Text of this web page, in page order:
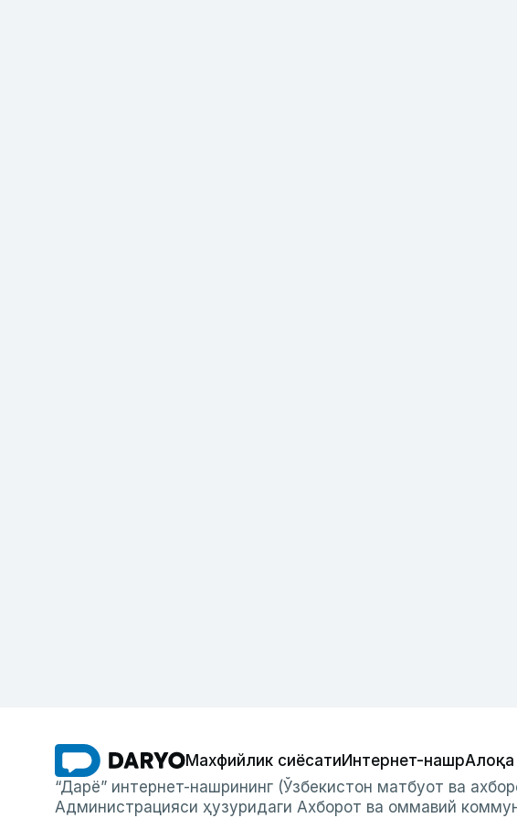
Махфийлик сиёсатиИнтернет-нашр
“Дарё” интернет-нашрининг (Ўзбекистон матбуот ва
Администрацияси ҳузуридаги Ахборот ва оммавий